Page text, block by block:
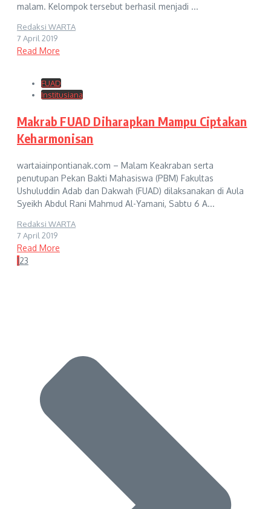
malam. Kelompok tersebut berhasil menjadi ...
Redaksi WARTA
7 April 2019
Read More
FUAD
Institusiana
Makrab FUAD Diharapkan Mampu Ciptakan
Keharmonisan
wartaiainpontianak.com – Malam Keakraban serta
penutupan Pekan Bakti Mahasiswa (PBM) Fakultas
Ushuluddin Adab dan Dakwah (FUAD) dilaksanakan di Aula
Syeikh Abdul Rani Mahmud Al-Yamani, Sabtu 6 A...
Redaksi WARTA
7 April 2019
Read More
123